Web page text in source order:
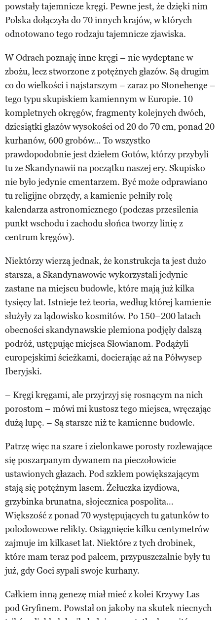
powstały tajemnicze kręgi. Pewne jest, że dzięki nim
Polska dołączyła do 70 innych krajów, w których
odnotowano tego rodzaju tajemnicze zjawiska.
W Odrach poznaję inne kręgi – nie wydeptane w
zbożu, lecz stworzone z potężnych głazów. Są drugim
co do wielkości i najstarszym – zaraz po Stonehenge –
tego typu skupiskiem kamiennym w Europie. 10
kompletnych okręgów, fragmenty kolejnych dwóch,
dziesiątki głazów wysokości od 20 do 70 cm, ponad 20
kurhanów, 600 grobów… To wszystko
prawdopodobnie jest dziełem Gotów, którzy przybyli
tu ze Skandynawii na początku naszej ery. Skupisko
nie było jedynie cmentarzem. Być może odprawiano
tu religijne obrzędy, a kamienie pełniły rolę
kalendarza astronomicznego (podczas przesilenia
punkt wschodu i zachodu słońca tworzy linię z
centrum kręgów).
Niektórzy wierzą jednak, że konstrukcja ta jest dużo
starsza, a Skandynawowie wykorzystali jedynie
zastane na miejscu budowle, które mają już kilka
tysięcy lat. Istnieje też teoria, według której kamienie
służyły za lądowisko kosmitów. Po 150–200 latach
obecności skandynawskie plemiona podjęły dalszą
podróż, ustępując miejsca Słowianom. Podążyli
europejskimi ścieżkami, docierając aż na Półwysep
Iberyjski.
– Kręgi kręgami, ale przyjrzyj się rosnącym na nich
porostom – mówi mi kustosz tego miejsca, wręczając
dużą lupę. – Są starsze niż te kamienne budowle.
Patrzę więc na szare i zielonkawe porosty rozlewające
się poszarpanym dywanem na pieczołowicie
ustawionych głazach. Pod szkłem powiększającym
stają się potężnym lasem. Żełuczka izydiowa,
grzybinka brunatna, słojecznica pospolita…
Większość z ponad 70 występujących tu gatunków to
polodowcowe relikty. Osiągnięcie kilku centymetrów
zajmuje im kilkaset lat. Niektóre z tych drobinek,
które mam teraz pod palcem, przypuszczalnie były tu
już, gdy Goci sypali swoje kurhany.
Całkiem inną genezę miał mieć z kolei Krzywy Las
pod Gryfinem. Powstał on jakoby na skutek niecnych